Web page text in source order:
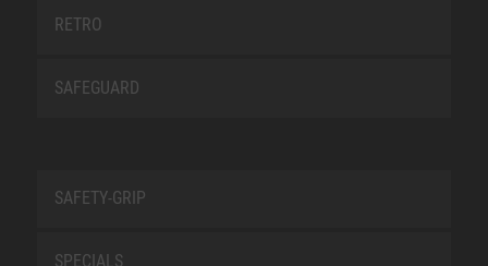
RETRO
SAFEGUARD
SAFETY-GRIP
SPECIALS